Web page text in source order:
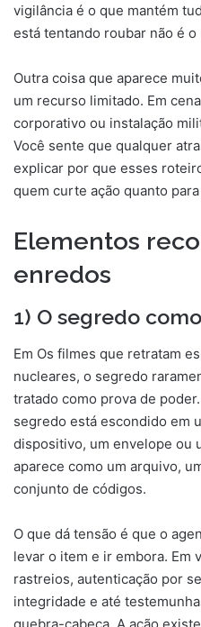
vigilância é o que mantém
está tentando roubar não é
Outra coisa que aparece
um recurso limitado. Em
corporativo ou instalação
Você sente que qualquer
explicar por que esses
quem curte ação quanto
Elementos
enredos
1) O segredo
Em Os filmes que retratam
nucleares, o segredo
tratado como prova de
segredo está escondido em
dispositivo, um envelope ou
aparece como um arquivo,
conjunto de códigos.
O que dá tensão é que o
levar o item e ir embora. Em
rastreios, autenticação por
integridade e até